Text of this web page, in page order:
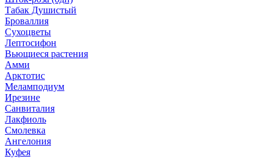
Табак Душистый
Броваллия
Сухоцветы
Лептосифон
Вьющиеся растения
Амми
Арктотис
Меламподиум
Ирезине
Санвиталия
Лакфиоль
Смолевка
Ангелония
Куфея